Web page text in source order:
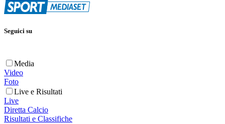
Seguici su
Media
Video
Foto
Live e Risultati
Live
Diretta Calcio
Risultati e Classifiche